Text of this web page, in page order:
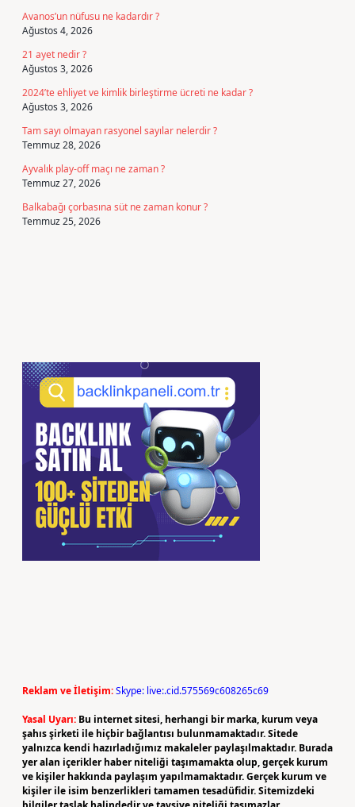
Avanos’un nüfusu ne kadardır ?
Ağustos 4, 2026
21 ayet nedir ?
Ağustos 3, 2026
2024’te ehliyet ve kimlik birleştirme ücreti ne kadar ?
Ağustos 3, 2026
Tam sayı olmayan rasyonel sayılar nelerdir ?
Temmuz 28, 2026
Ayvalık play-off maçı ne zaman ?
Temmuz 27, 2026
Balkabağı çorbasına süt ne zaman konur ?
Temmuz 25, 2026
Reklam ve İletişim:Skype: live:.cid.575569c608265c69
Yasal Uyarı: Bu internet sitesi, herhangi bir marka, kurum veya
şahıs şirketi ile hiçbir bağlantısı bulunmamaktadır. Sitede
yalnızca kendi hazırladığımız makaleler paylaşılmaktadır. Burada
yer alan içerikler haber niteliği taşımamakta olup, gerçek kurum
ve kişiler hakkında paylaşım yapılmamaktadır. Gerçek kurum ve
kişiler ile isim benzerlikleri tamamen tesadüfidir. Sitemizdeki